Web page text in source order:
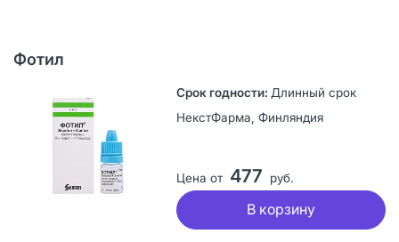
Фотил
Длинный срок
НекстФарма, Финляндия
Цена от 477 руб.
В корзину